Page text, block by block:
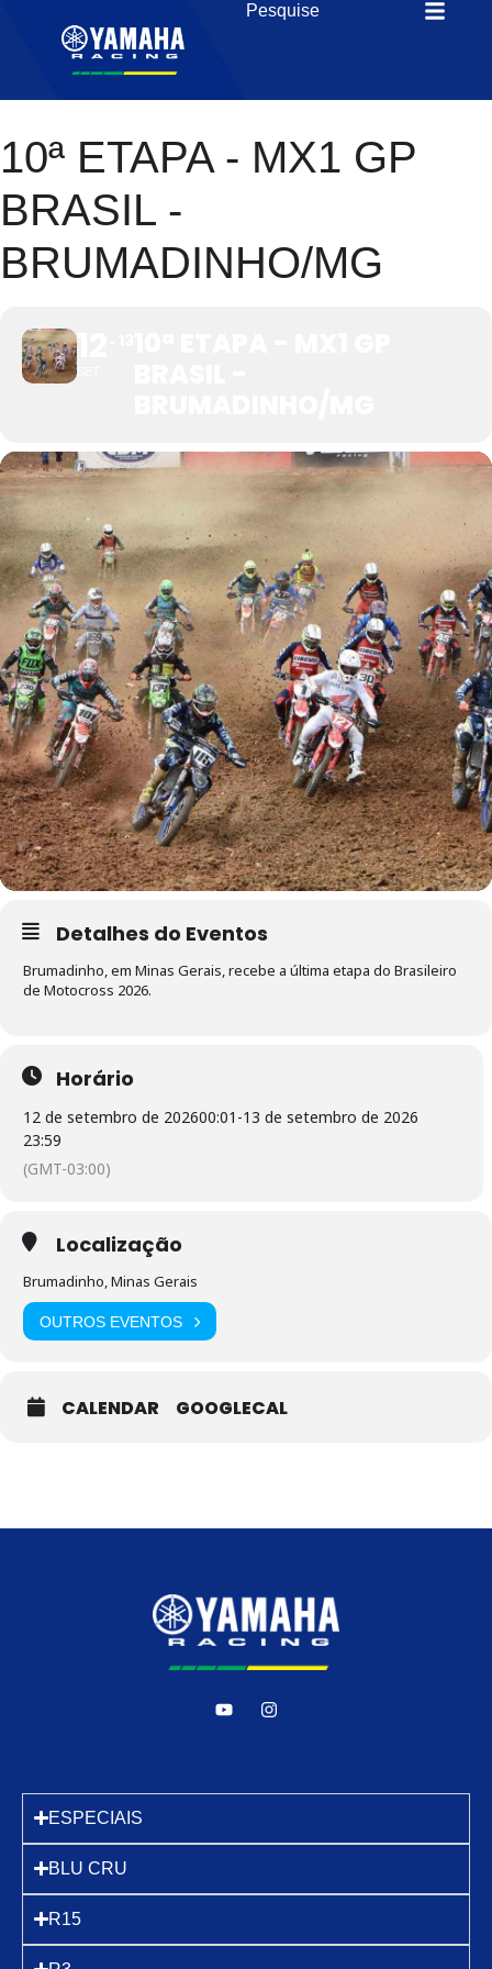
10ª ETAPA - MX1 GP
BRASIL -
BRUMADINHO/MG
Detalhes do Eventos
Brumadinho, em Minas Gerais, recebe a última etapa do Brasileiro
de Motocross 2026.
Horário
12 de setembro de 202600:01 -13 de setembro de 2026
23:59
(GMT-03:00)
Localização
Brumadinho, Minas Gerais
OUTROS EVENTOS
CALENDAR GOOGLECAL
ESPECIAIS
BLU CRU
R15